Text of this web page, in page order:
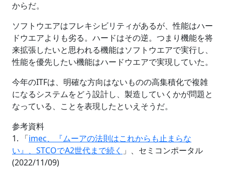
からだ。
ソフトウエアはフレキシビリティがあるが、性能はハー
ドウエアよりも劣る。ハードはその逆。つまり機能を将
来拡張したいと思われる機能はソフトウエアで実行し、
性能を優先したい機能はハードウエアで実現していた。
今年のITFは、明確な方向はないものの高集積化で複雑
になるシステムをどう設計し、製造していくかが問題と
なっている、ことを表現したといえそうだ。
参考資料
1. 「imec、『ムーアの法則はこれからも止まらな
い』、STCOでA2世代まで続く 」、セミコンポータル
(2022/11/09)